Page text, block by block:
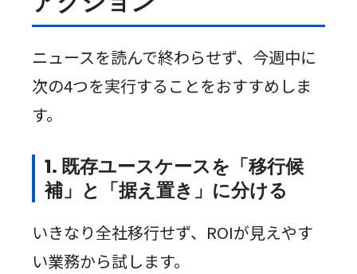
ニュースを読んで終わらせず、今週中に
次の4つを実行することをおすすめしま
す。
1. 既存ユースケースを「移行候
補」と「据え置き」に分ける
いきなり全社移行せず、ROIが見えやす
い業務から試します。